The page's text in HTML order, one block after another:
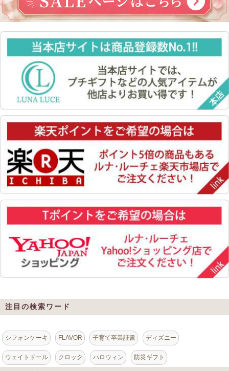
注目の検索ワード
シフォンケーキ FLAVOR 子育て卒業証書 ディズニー
ウェイトドール クロック ハロウィン 防災ギフト